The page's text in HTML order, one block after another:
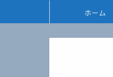
ホーム